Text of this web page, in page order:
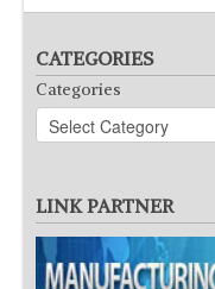
CATEGORIES
Categories
LINK PARTNER